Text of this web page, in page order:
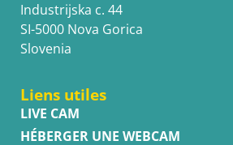
Industrijska c. 44
SI-5000 Nova Gorica
Slovenia
Liens utiles
LIVE CAM
HÉBERGER UNE WEBCAM